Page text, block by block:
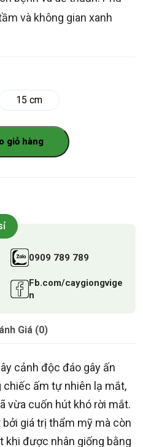
và không gian xanh
15 cm
giỏ hàng
0909 789 789
Fb.com/caygiongvige
n
Giá (0)
cảnh độc đáo gây ấn
ấm tự nhiên lạ mắt,
vừa cuốn hút khó rời mắt.
giá trị thẩm mỹ mà còn
khi được nhân giống bằng